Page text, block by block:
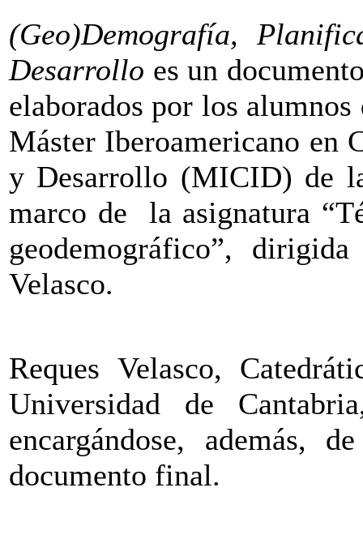
(Geo)Demografía,
Desarrollo es un
elaborados por los
Máster Iberoamericano en
y Desarrollo (MICID) de
marco de la asignatura
geodemográfico”,
Velasco.
Reques Velasco,
Universidad de
encargándose, además,
documento final.